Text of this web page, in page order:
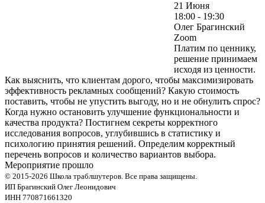
21 Июня
18:00 - 19:30
Олег Брагинский
Zoom
Платим по ценнику,
решение принимаем
исходя из ценности.
Как выяснить, что клиентам дорого, чтобы максимизировать
эффективность рекламных сообщений? Какую стоимость
поставить, чтобы не упустить выгоду, но и не обнулить спрос?
Когда нужно остановить улучшение функциональности и
качества продукта? Постигнем секреты корректного
исследования вопросов, углубившись в статистику и
психологию принятия решений. Определим корректный
перечень вопросов и количество вариантов выбора.
Мероприятие прошло
© 2015-2026 Школа траблшутеров. Все права защищены.
ИП Брагинский Олег Леонидович
ИНН 770871661320